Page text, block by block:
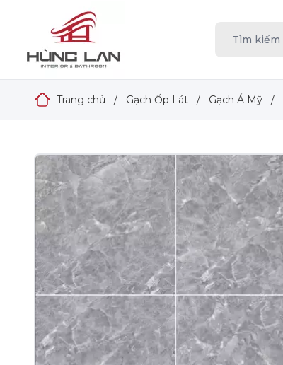
Trang chủ / Gạch Ốp Lát / Gạch Á Mỹ /